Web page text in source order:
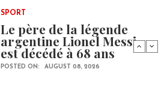
SPORT
Le père de la légende
argentine Lionel Messi
est décédé à 68 ans
POSTED ON: AUGUST 08, 2026